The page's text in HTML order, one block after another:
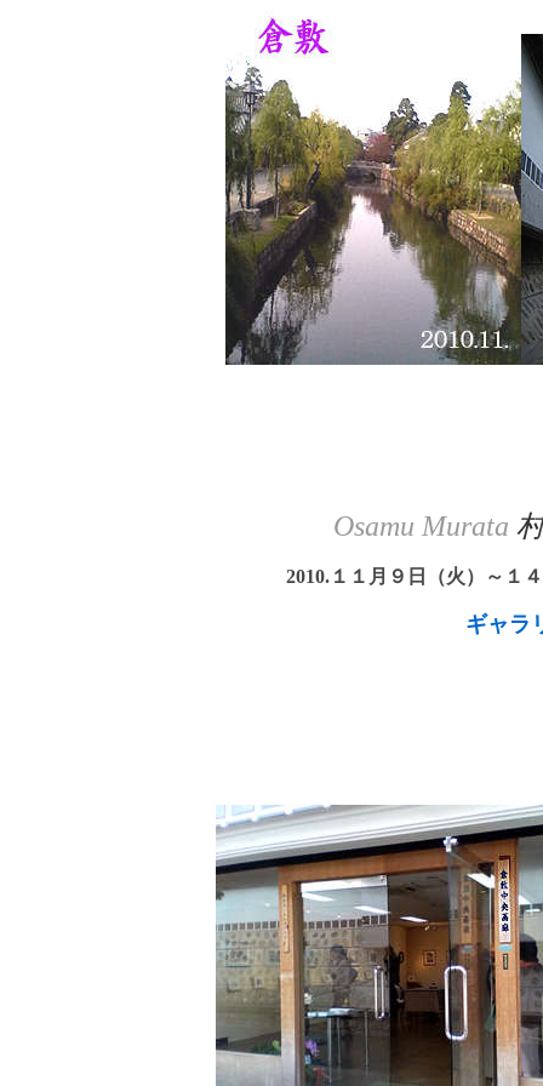
Osamu Murata
2010.１１月９日（火）～
ギャ